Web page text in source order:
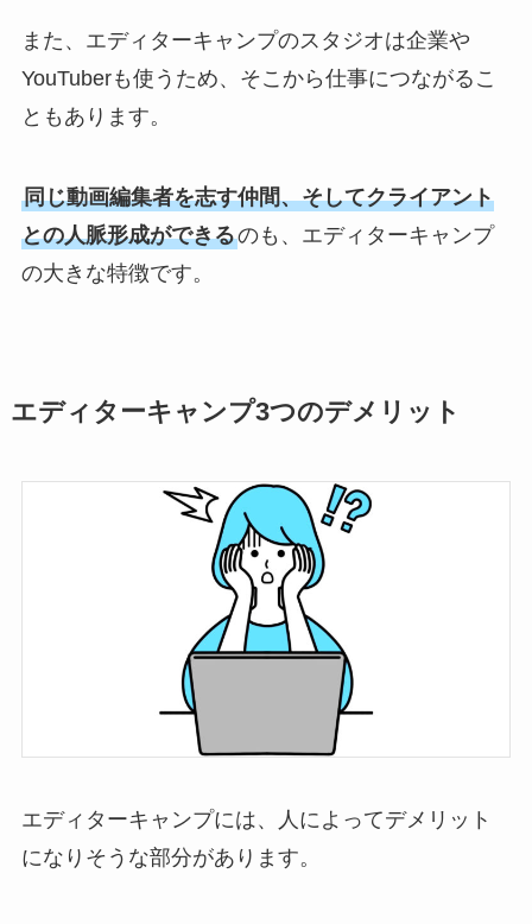
また、エディターキャンプのスタジオは企業や
YouTuberも使うため、そこから仕事につながるこ
ともあります。
同じ動画編集者を志す仲間、そしてクライアント
との人脈形成ができるのも、エディターキャンプ
の大きな特徴です。
エディターキャンプ3つのデメリット
エディターキャンプには、人によってデメリット
になりそうな部分があります。